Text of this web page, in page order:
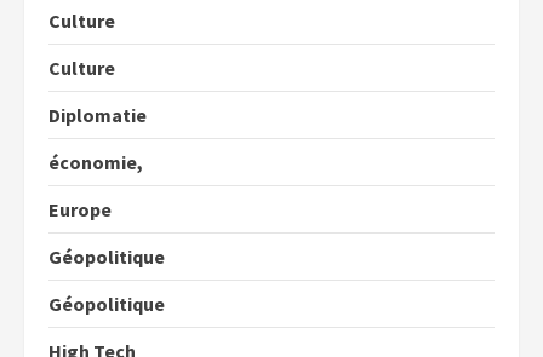
Culture
Culture
Diplomatie
économie,
Europe
Géopolitique
Géopolitique
High Tech